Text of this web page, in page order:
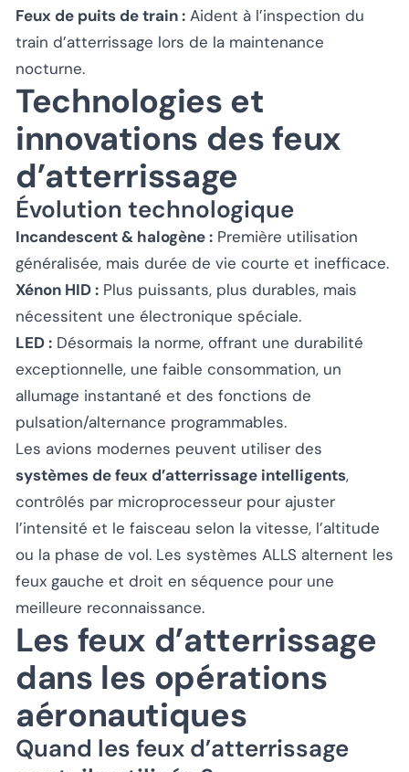
Feux de puits de train : Aident à l’inspection du
train d’atterrissage lors de la maintenance
nocturne.
Technologies et
innovations des feux
d’atterrissage
Évolution technologique
Incandescent & halogène : Première utilisation
généralisée, mais durée de vie courte et inefficace.
Xénon HID : Plus puissants, plus durables, mais
nécessitent une électronique spéciale.
LED : Désormais la norme, offrant une durabilité
exceptionnelle, une faible consommation, un
allumage instantané et des fonctions de
pulsation/alternance programmables.
Les avions modernes peuvent utiliser des
systèmes de feux d’atterrissage intelligents,
contrôlés par microprocesseur pour ajuster
l’intensité et le faisceau selon la vitesse, l’altitude
ou la phase de vol. Les systèmes ALLS alternent les
feux gauche et droit en séquence pour une
meilleure reconnaissance.
Les feux d’atterrissage
dans les opérations
aéronautiques
Quand les feux d’atterrissage